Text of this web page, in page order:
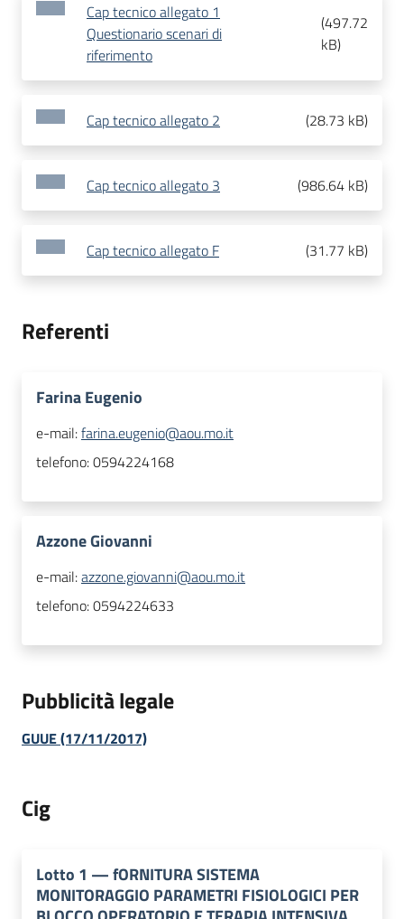
Cap tecnico allegato 1
Questionario scenari di
riferimento
(497.72
kB)
Cap tecnico allegato 2 (28.73 kB)
Cap tecnico allegato 3 (986.64 kB)
Cap tecnico allegato F (31.77 kB)
Referenti
Farina Eugenio
e-mail:farina.eugenio@aou.mo.it
telefono:0594224168
Azzone Giovanni
e-mail:azzone.giovanni@aou.mo.it
telefono:0594224633
Pubblicità legale
GUUE (17/11/2017)
Cig
Lotto 1 —fORNITURA SISTEMA
MONITORAGGIO PARAMETRI FISIOLOGICI PER